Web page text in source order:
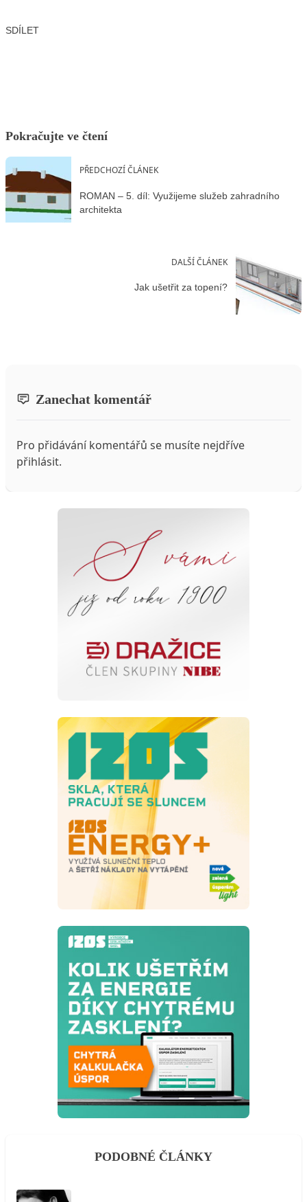
SDÍLET
Pokračujte ve čtení
PŘEDCHOZÍ ČLÁNEK
ROMAN – 5. díl: Využijeme služeb zahradního
architekta
DALŠÍ ČLÁNEK
Jak ušetřit za topení?
Zanechat komentář
Pro přidávání komentářů se musíte nejdříve
přihlásit.
PODOBNÉ ČLÁNKY